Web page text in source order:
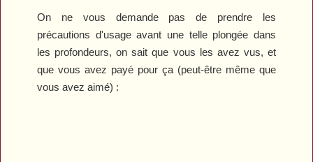
On ne vous demande pas de prendre les
précautions d'usage avant une telle plongée dans
les profondeurs, on sait que vous les avez vus, et
que vous avez payé pour ça (peut-être même que
vous avez aimé) :